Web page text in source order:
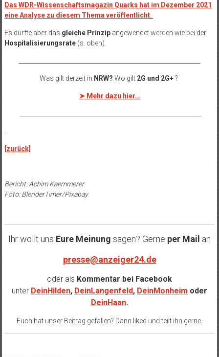
Das WDR-Wissenschaftsmagazin Quarks hat im Dezember 2021
eine Analyse zu diesem Thema veröffentlicht.
Es dürfte aber das gleiche Prinzipangewendet werden wie bei der
Hospitalisierungsrate(s. oben).
Was gilt derzeit in NRW? Wo gilt 2G und 2G+?
➤ Mehr dazu hier…
[zurück]
Bericht: Achim Kaemmerer
Foto: BlenderTimer/Pixabay
Ihr wollt uns Eure Meinung sagen? Gerne per Mail an
presse@anzeiger24.de
oder als Kommentar bei Facebook
unter DeinHilden, DeinLangenfeld, DeinMonheim oder
DeinHaan.
Euch hat unser Beitrag gefallen? Dann liked und teilt ihn gerne.